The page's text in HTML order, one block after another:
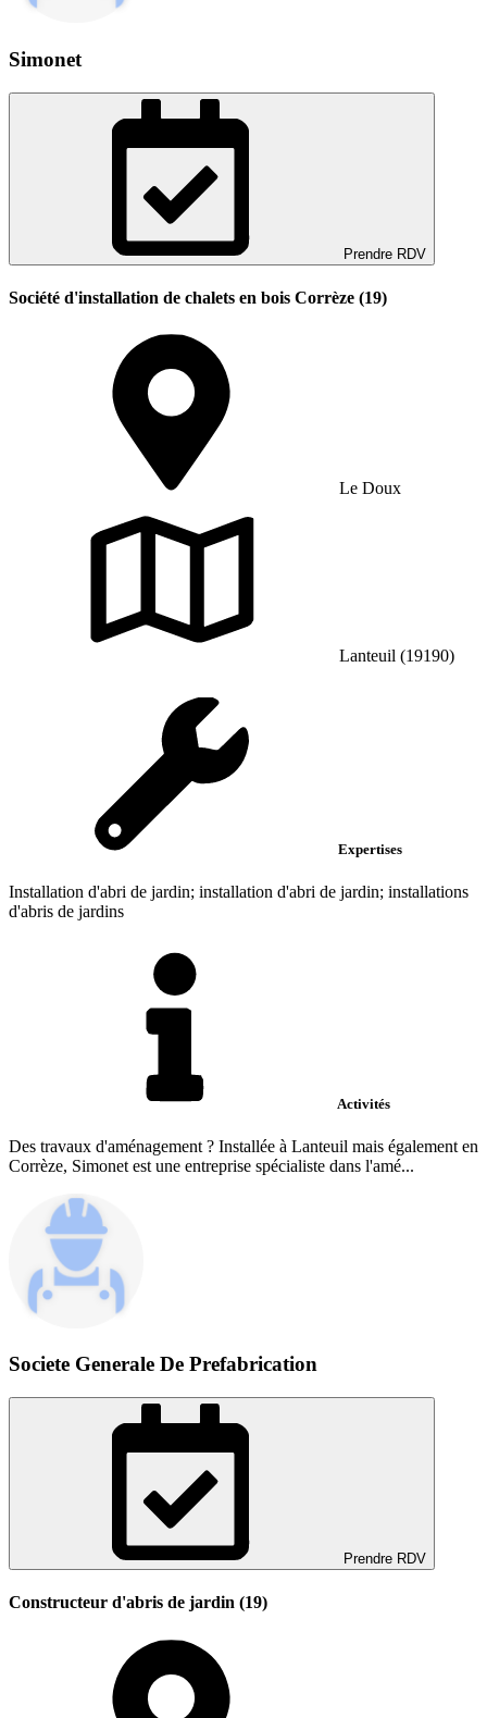
Simonet
Prendre RDV
Société d'installation de chalets en bois Corrèze (19)
Le Doux
Lanteuil (19190)
Expertises
Installation d'abri de jardin; installation d'abri de jardin; installations
d'abris de jardins
Activités
Des travaux d'aménagement ? Installée à Lanteuil mais également en
Corrèze, Simonet est une entreprise spécialiste dans l'amé...
Societe Generale De Prefabrication
Prendre RDV
Constructeur d'abris de jardin (19)